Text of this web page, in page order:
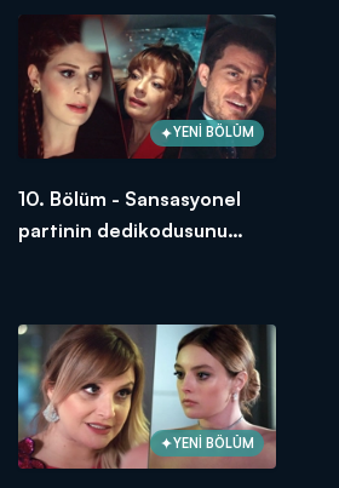
YENİ BÖLÜM
10. Bölüm - Sansasyonel
partinin dedikodusunu
YENİ BÖLÜM